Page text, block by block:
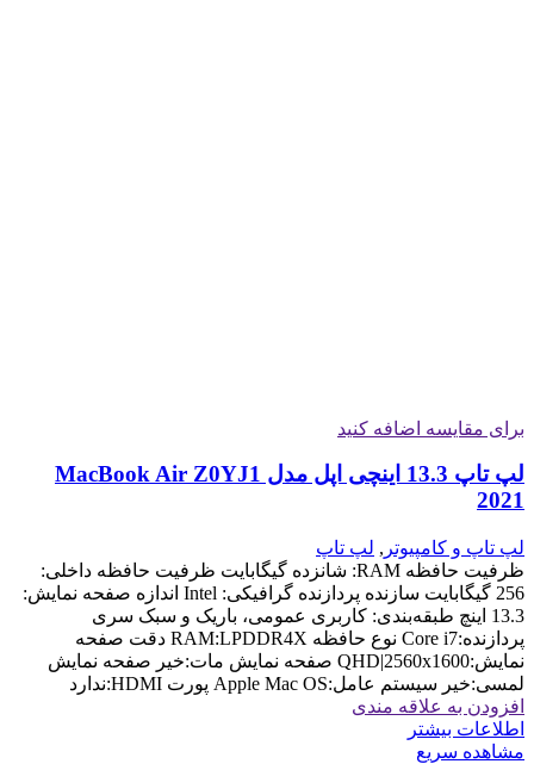
برای مقایسه اضافه کنید
لپ تاپ 13.3 اینچی اپل مدل MacBook Air Z0YJ1
2021
لپ تاپ و کامپیوتر , لپ تاپ
ظرفیت حافظه RAM: شانزده گیگابایت ظرفیت حافظه داخلی:
256 گیگابایت سازنده پردازنده گرافیکی: Intel اندازه صفحه نمایش:
13.3 اینچ طبقه‌بندی: کاربری عمومی، باریک و سبک سری
پردازنده:Core i7 نوع حافظه RAM:LPDDR4X دقت صفحه
نمایش:QHD|2560x1600 صفحه نمایش مات:خیر صفحه نمایش
لمسی:خیر سیستم عامل:Apple Mac OS پورت HDMI:ندارد
افزودن به علاقه مندی
اطلاعات بیشتر
مشاهده سریع